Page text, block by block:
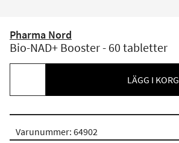
Pharma Nord
Bio-NAD+ Booster - 60 tabletter
LÄGG I KORG
Varunummer: 64902